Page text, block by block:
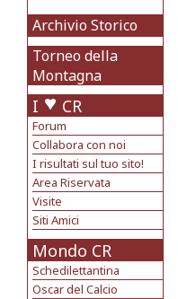
Archivio Storico
Torneo della
Montagna
I CR
Forum
Collabora con noi
I risultati sul tuo sito!
Area Riservata
Visite
Siti Amici
Mondo CR
Schedilettantina
Oscar del Calcio